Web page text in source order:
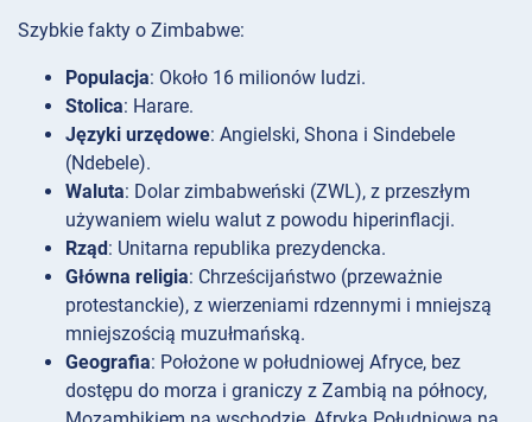
Szybkie fakty o Zimbabwe:
Populacja: Około 16 milionów ludzi.
Stolica: Harare.
Języki urzędowe: Angielski, Shona i Sindebele
(Ndebele).
Waluta: Dolar zimbabweński (ZWL), z przeszłym
używaniem wielu walut z powodu hiperinflacji.
Rząd: Unitarna republika prezydencka.
Główna religia: Chrześcijaństwo (przeważnie
protestanckie), z wierzeniami rdzennymi i mniejszą
mniejszością muzułmańską.
Geografia: Położone w południowej Afryce, bez
dostępu do morza i graniczy z Zambią na północy,